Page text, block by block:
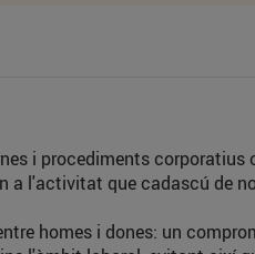
i procediments
a l'activitat que cadascú de
homes i dones: un